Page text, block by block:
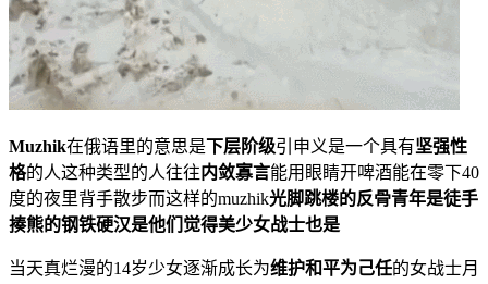
Muzhik在俄语里的意思是下层阶级引申义是一个具有坚强性
格的人这种类型的人往往内敛寡言能用眼睛开啤酒能在零下40
度的夜里背手散步而这样的muzhik光脚跳楼的反骨青年是徒手
揍熊的钢铁硬汉是他们觉得美少女战士也是
当天真烂漫的14岁少女逐渐成长为维护和平为己任的女战士月